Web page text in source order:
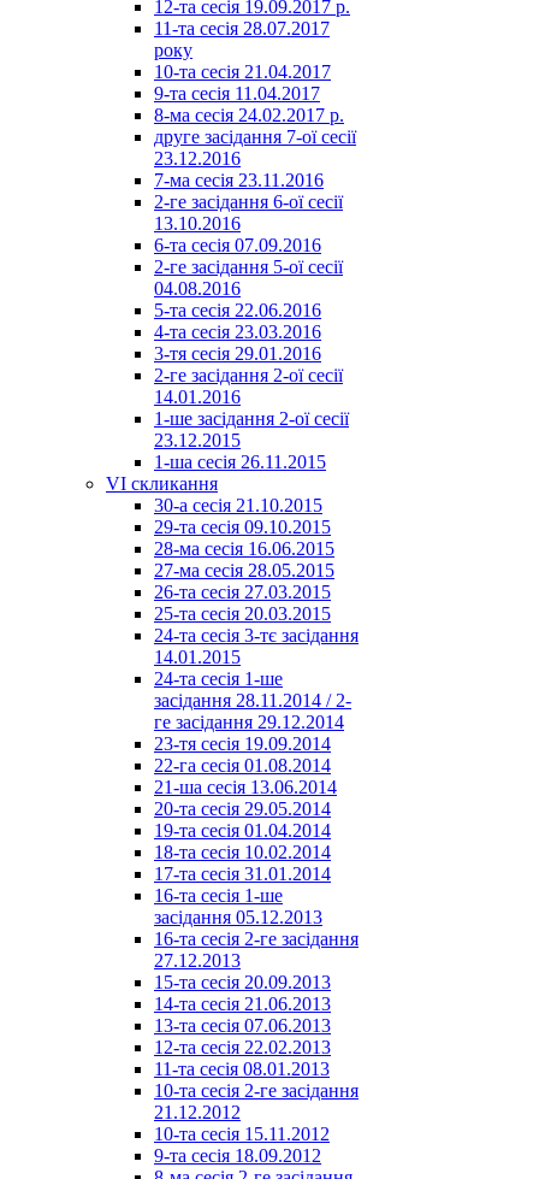
12-та сесія 19.09.2017 р.
11-та сесія 28.07.2017
року
10-та сесія 21.04.2017
9-та сесія 11.04.2017
8-ма сесія 24.02.2017 р.
друге засідання 7-ої сесії
23.12.2016
7-ма сесія 23.11.2016
2-ге засідання 6-ої сесії
13.10.2016
6-та сесія 07.09.2016
2-ге засідання 5-ої сесії
04.08.2016
5-та сесія 22.06.2016
4-та сесія 23.03.2016
3-тя сесія 29.01.2016
2-ге засідання 2-ої сесії
14.01.2016
1-ше засідання 2-ої сесії
23.12.2015
1-ша сесія 26.11.2015
VI скликання
30-а сесія 21.10.2015
29-та сесія 09.10.2015
28-ма сесія 16.06.2015
27-ма сесія 28.05.2015
26-та сесія 27.03.2015
25-та сесія 20.03.2015
24-та сесія 3-тє засідання
14.01.2015
24-та сесія 1-ше
засідання 28.11.2014 / 2-
ге засідання 29.12.2014
23-тя сесія 19.09.2014
22-га сесія 01.08.2014
21-ша сесія 13.06.2014
20-та сесія 29.05.2014
19-та сесія 01.04.2014
18-та сесія 10.02.2014
17-та сесія 31.01.2014
16-та сесія 1-ше
засідання 05.12.2013
16-та сесія 2-ге засідання
27.12.2013
15-та сесія 20.09.2013
14-та сесія 21.06.2013
13-та сесія 07.06.2013
12-та сесія 22.02.2013
11-та сесія 08.01.2013
10-та сесія 2-ге засідання
21.12.2012
10-та сесія 15.11.2012
9-та сесія 18.09.2012